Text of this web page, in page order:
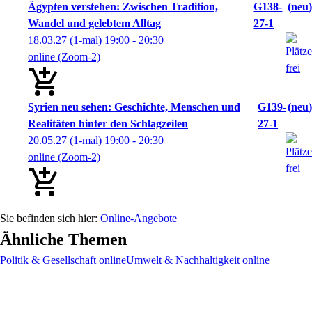
Ägypten verstehen: Zwischen Tradition,
Wandel und gelebtem Alltag
G138-
27-1
neu
18.03.27 (1-mal) 19:00 - 20:30
online (Zoom-2)
Syrien neu sehen: Geschichte, Menschen und
Realitäten hinter den Schlagzeilen
G139-
27-1
neu
20.05.27 (1-mal) 19:00 - 20:30
online (Zoom-2)
Online-Angebote
Ähnliche Themen
Politik & Gesellschaft onlineUmwelt & Nachhaltigkeit online